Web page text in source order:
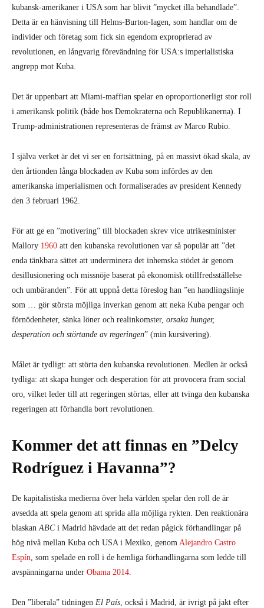
kubansk-amerikaner i USA som har blivit ”mycket illa behandlade”.
Detta är en hänvisning till Helms-Burton-lagen, som handlar om de
individer och företag som fick sin egendom exproprierad av
revolutionen, en långvarig förevändning för USA:s imperialistiska
angrepp mot Kuba.
Det är uppenbart att Miami-maffian spelar en oproportionerligt stor roll
i amerikansk politik (både hos Demokraterna och Republikanerna). I
Trump-administrationen representeras de främst av Marco Rubio.
I själva verket är det vi ser en fortsättning, på en massivt ökad skala, av
den årtionden långa blockaden av Kuba som infördes av den
amerikanska imperialismen och formaliserades av president Kennedy
den 3 februari 1962.
För att ge en ”motivering” till blockaden skrev vice utrikesminister
Mallory 1960 att den kubanska revolutionen var så populär att ”det
enda tänkbara sättet att underminera det inhemska stödet är genom
desillusionering och missnöje baserat på ekonomisk otillfredsställelse
och umbäranden”. För att uppnå detta föreslog han ”en handlingslinje
som … gör största möjliga inverkan genom att neka Kuba pengar och
förnödenheter, sänka löner och realinkomster, orsaka hunger,
desperation och störtande av regeringen” (min kursivering).
Målet är tydligt: att störta den kubanska revolutionen. Medlen är också
tydliga: att skapa hunger och desperation för att provocera fram social
oro, vilket leder till att regeringen störtas, eller att tvinga den kubanska
regeringen att förhandla bort revolutionen.
Kommer det att finnas en ”Delcy
Rodríguez i Havanna”?
De kapitalistiska medierna över hela världen spelar den roll de är
avsedda att spela genom att sprida alla möjliga rykten. Den reaktionära
blaskan ABCi Madrid hävdade att det redan pågick förhandlingar på
hög nivå mellan Kuba och USA i Mexiko, genom Alejandro Castro
Espín , som spelade en roll i de hemliga förhandlingarna som ledde till
avspänningarna under Obama 2014
Den ”liberala” tidningen El País , också i Madrid, är ivrigt på jakt efter